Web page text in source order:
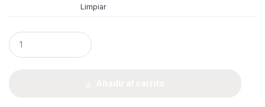
Limpiar
Q
u
a